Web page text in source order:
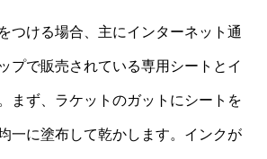
つける場合、主にインターネット通
プで販売されている専用シートとイ
まず、ラケットのガットにシートを
一に塗布して乾かします。インクが